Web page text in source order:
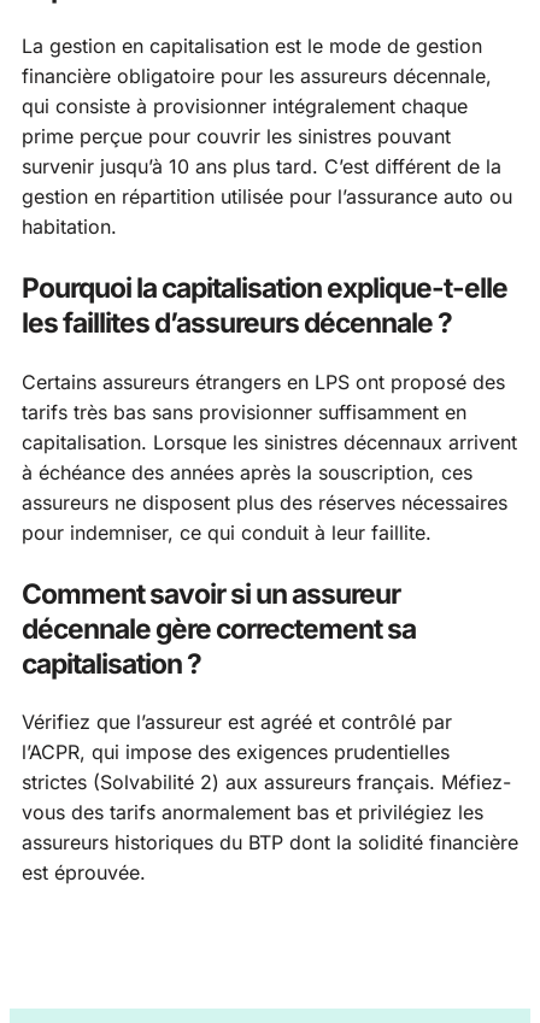
La gestion en capitalisation est le mode de gestion
financière obligatoire pour les assureurs décennale,
qui consiste à provisionner intégralement chaque
prime perçue pour couvrir les sinistres pouvant
survenir jusqu’à 10 ans plus tard. C’est différent de la
gestion en répartition utilisée pour l’assurance auto ou
habitation.
Pourquoi la capitalisation explique-t-elle
les faillites d’assureurs décennale ?
Certains assureurs étrangers en LPS ont proposé des
tarifs très bas sans provisionner suffisamment en
capitalisation. Lorsque les sinistres décennaux arrivent
à échéance des années après la souscription, ces
assureurs ne disposent plus des réserves nécessaires
pour indemniser, ce qui conduit à leur faillite.
Comment savoir si un assureur
décennale gère correctement sa
capitalisation ?
Vérifiez que l’assureur est agréé et contrôlé par
l’ACPR, qui impose des exigences prudentielles
strictes (Solvabilité 2) aux assureurs français. Méfiez-
vous des tarifs anormalement bas et privilégiez les
assureurs historiques du BTP dont la solidité financière
est éprouvée.